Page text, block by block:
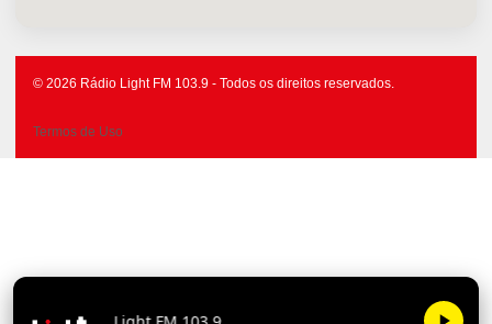
© 2026 Rádio Light FM 103.9 - Todos os direitos reservados.
Termos de Uso